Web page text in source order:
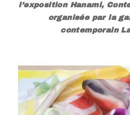
l’exposition Hanami,
organisée par la
contemporain